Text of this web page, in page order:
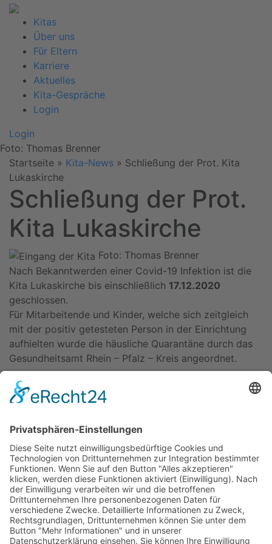
Kitas
Über uns
Für Eltern
Karriere
Aktuelles
Kita-Gespräche
Login
Login
Foto: Thomas Brenner
Startseite » Kita-News » Schließung der Prot. Kita
Lukaskirche
Schließung der Prot.
Kita Lukaskirche
Foto: Thomas Brenner
Nach Bekanntwerden einer Covid-19 Infektion ist die
Kita Lukaskirche bis einschließlich 17.12.2020
geschlossen.
Für Mitarbeitende und Kinder, welche sich zeitgleich
mit der positiv getesteten Person in der Einrichtung
aufhielten wurde die häusliche Quarantäne durch das
Gesundheitsamt Rhein – Pfalz – Kreis angeordnet.
Die Familien wurden über die Schließung durch
Kitamitarbeitende informiert.
Kitas
Übersicht
Über uns
Struktur
Team
Suche nach neuen Fachkräften
Für Eltern